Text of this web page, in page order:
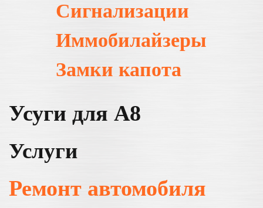
Сигнализации
Иммобилайзеры
Замки капота
Усуги для A8
Услуги
Ремонт автомобиля